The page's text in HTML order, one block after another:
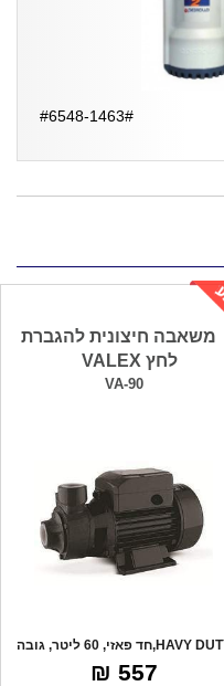
#6548-1463#
משאבה חיצונית להגברת
לחץ VALEX
VA-90
HAVY DUTY,חד פאזי, 60 ליטר, גובה
סניקה 6
557 ₪